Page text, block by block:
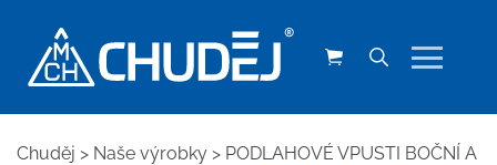
Chuděj > Naše výrobky > PODLAHOVÉ VPUSTI BOČNÍ A